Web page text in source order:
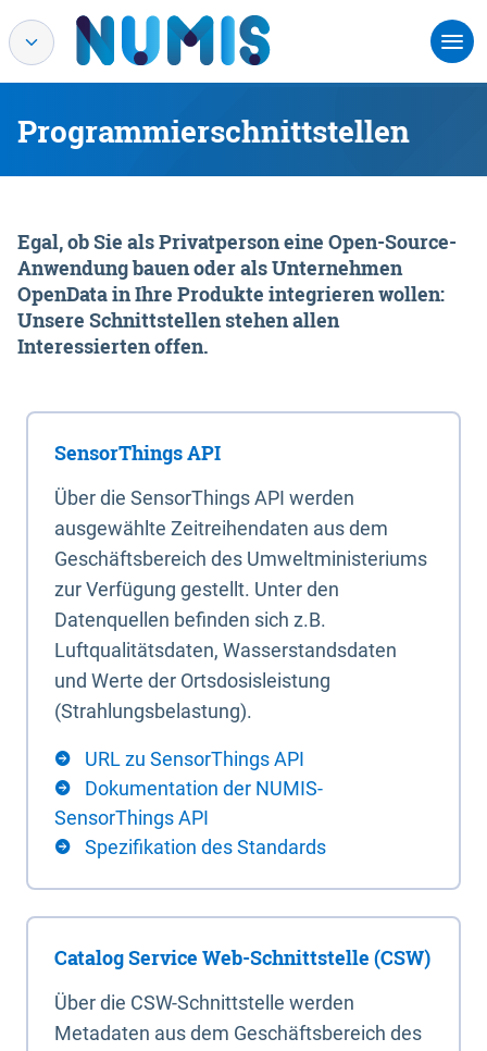
Programmierschnittstellen
Egal, ob Sie als Privatperson eine Open-Source-
Anwendung bauen oder als Unternehmen
OpenData in Ihre Produkte integrieren wollen:
Unsere Schnittstellen stehen allen
Interessierten offen.
SensorThings API
Über die SensorThings API werden
ausgewählte Zeitreihendaten aus dem
Geschäftsbereich des Umweltministeriums
zur Verfügung gestellt. Unter den
Datenquellen befinden sich z.B.
Luftqualitätsdaten, Wasserstandsdaten
und Werte der Ortsdosisleistung
(Strahlungsbelastung).
URL zu SensorThings API
Dokumentation der NUMIS-
SensorThings API
Spezifikation des Standards
Catalog Service Web-Schnittstelle (CSW)
Über die CSW-Schnittstelle werden
Metadaten aus dem Geschäftsbereich des